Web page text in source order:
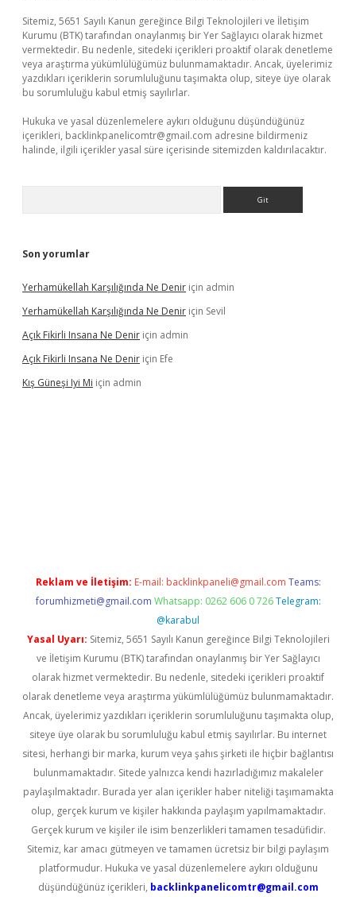
Sitemiz, 5651 Sayılı Kanun gereğince Bilgi Teknolojileri ve İletişim
Kurumu (BTK) tarafından onaylanmış bir Yer Sağlayıcı olarak hizmet
vermektedir. Bu nedenle, sitedeki içerikleri proaktif olarak denetleme
veya araştırma yükümlülüğümüz bulunmamaktadır. Ancak, üyelerimiz
yazdıkları içeriklerin sorumluluğunu taşımakta olup, siteye üye olarak
bu sorumluluğu kabul etmiş sayılırlar.
Hukuka ve yasal düzenlemelere aykırı olduğunu düşündüğünüz
içerikleri, backlinkpanelicomtr@gmail.com adresine bildirmeniz
halinde, ilgili içerikler yasal süre içerisinde sitemizden kaldırılacaktır.
Son yorumlar
Yerhamükellah Karşılığında Ne Denir için admin
Yerhamükellah Karşılığında Ne Denir için Sevil
Açık Fikirli Insana Ne Denir için admin
Açık Fikirli Insana Ne Denir için Efe
Kış Güneşi Iyi Mi için admin
Reklam ve İletişim: E-mail: backlinkpaneli@gmail.com Teams:
forumhizmeti@gmail.com Whatsapp: 0262 606 0 726 Telegram:
@karabul
Yasal Uyarı: Sitemiz, 5651 Sayılı Kanun gereğince Bilgi Teknolojileri
ve İletişim Kurumu (BTK) tarafından onaylanmış bir Yer Sağlayıcı
olarak hizmet vermektedir. Bu nedenle, sitedeki içerikleri proaktif
olarak denetleme veya araştırma yükümlülüğümüz bulunmamaktadır.
Ancak, üyelerimiz yazdıkları içeriklerin sorumluluğunu taşımakta olup,
siteye üye olarak bu sorumluluğu kabul etmiş sayılırlar. Bu internet
sitesi, herhangi bir marka, kurum veya şahıs şirketi ile hiçbir bağlantısı
bulunmamaktadır. Sitede yalnızca kendi hazırladığımız makaleler
paylaşılmaktadır. Burada yer alan içerikler haber niteliği taşımamakta
olup, gerçek kurum ve kişiler hakkında paylaşım yapılmamaktadır.
Gerçek kurum ve kişiler ile isim benzerlikleri tamamen tesadüfidir.
Sitemiz, kar amacı gütmeyen ve tamamen ücretsiz bir bilgi paylaşım
platformudur. Hukuka ve yasal düzenlemelere aykırı olduğunu
düşündüğünüz içerikleri, backlinkpanelicomtr@gmail.com